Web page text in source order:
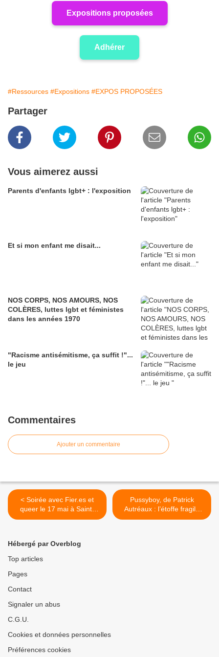
Expositions proposées
Adhérer
#Ressources #Expositions #EXPOS PROPOSÉES
Partager
Vous aimerez aussi
Parents d'enfants lgbt+ : l'exposition
Et si mon enfant me disait...
NOS CORPS, NOS AMOURS, NOS
COLÈRES, luttes lgbt et féministes
dans les années 1970
"Racisme antisémitisme, ça suffit !"...
le jeu
Commentaires
Ajouter un commentaire
< Soirée avec Fier.es et
queer le 17 mai à Saint-
Quentin !
Pussyboy, de Patrick
Autréaux : l’étoffe fragile
des corps en quête d’infini >
Hébergé par Overblog
Top articles
Pages
Contact
Signaler un abus
C.G.U.
Cookies et données personnelles
Préférences cookies